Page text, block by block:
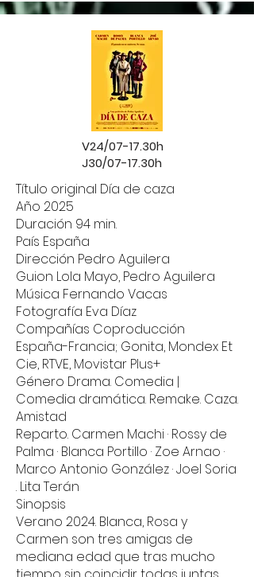
V24/07-17.30h
J30/07-17.30h
Título original Día de caza
Año 2025
Duración 94 min.
País España
Dirección Pedro Aguilera
Guion Lola Mayo, Pedro Aguilera
Música Fernando Vacas
Fotografía Eva Díaz
Compañías Coproducción
España-Francia; Gonita, Mondex Et
Cie, RTVE, Movistar Plus+
Género Drama. Comedia |
Comedia dramática. Remake. Caza.
Amistad
Reparto. Carmen Machi · Rossy de
Palma · Blanca Portillo · Zoe Arnao ·
Marco Antonio González · Joel Soria
. Lita Terán
Sinopsis
Verano 2024. Blanca, Rosa y
Carmen son tres amigas de
mediana edad que tras mucho